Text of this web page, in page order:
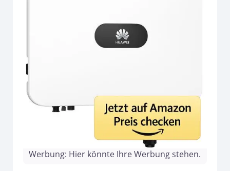
Werbung: Hier könnte Ihre Werbung stehen.